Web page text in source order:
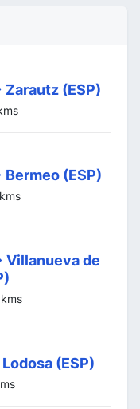
Zarautz (ESP)
Bermeo (ESP)
Villanueva de
(ESP)